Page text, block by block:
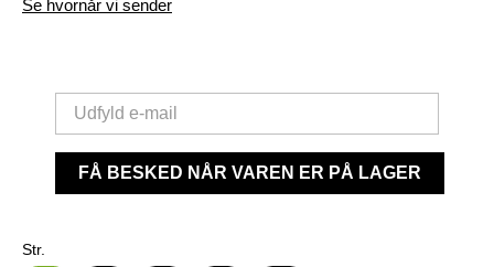
Se hvornår vi sender
FÅ BESKED NÅR VAREN ER PÅ LAGER
Str.